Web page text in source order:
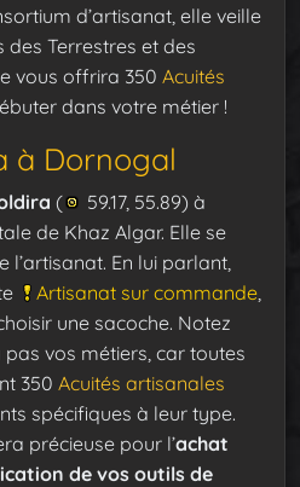
d’artisanat, elle veille
Terrestres et des
vous offrira 350 Acuités
dans votre métier !
à Dornogal
(
59.17, 55.89) à
de Khaz Algar. Elle se
l’artisanat. En lui parlant,
Artisanat sur commande
une sacoche. Notez
vos métiers, car toutes
350 Acuités artisanales
spécifiques à leur type.
précieuse pour l’achat
de vos outils de